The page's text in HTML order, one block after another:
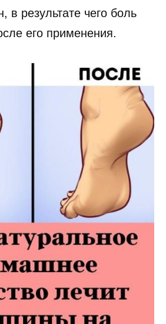
в результате чего боль
его применения.